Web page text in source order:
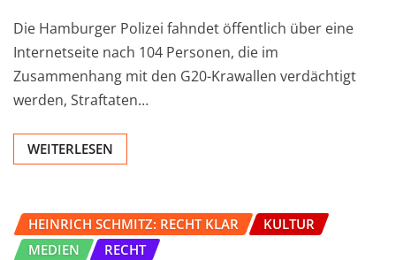
Die Hamburger Polizei fahndet öffentlich über eine
Internetseite nach 104 Personen, die im
Zusammenhang mit den G20-Krawallen verdächtigt
werden, Straftaten…
WEITERLESEN
HEINRICH SCHMITZ: RECHT KLAR
KULTUR
MEDIEN
RECHT